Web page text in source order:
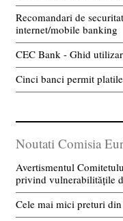
Recomandari de
internet/mobile banking
CEC Bank - Ghid
Cinci banci permit
Noutati Comisia
Avertismentul
privind vulnerabilitățile
Cele mai mici preturi